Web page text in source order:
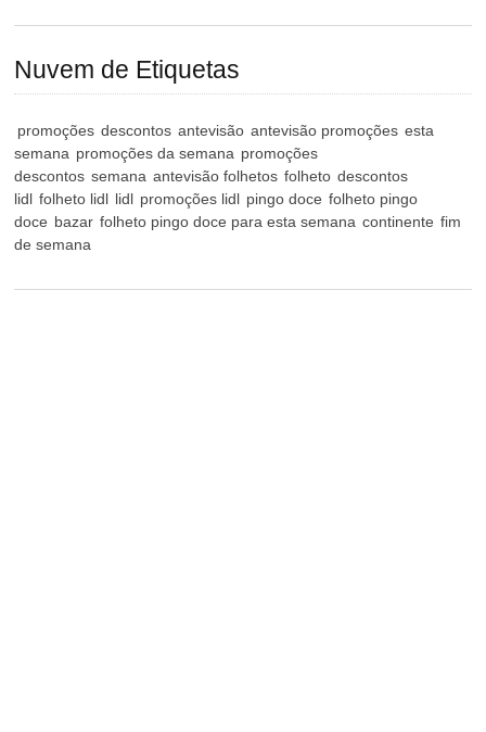
Nuvem de Etiquetas
promoções descontos antevisão antevisão promoções esta
semana promoções da semana promoções
descontos semana antevisão folhetos folheto descontos
lidl folheto lidl lidl promoções lidl pingo doce folheto pingo
doce bazar folheto pingo doce para esta semana continente fim
de semana